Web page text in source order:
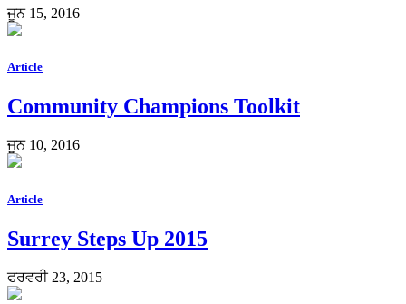
ਜੂਨ 15, 2016
Article
Community Champions Toolkit
ਜੂਨ 10, 2016
Article
Surrey Steps Up 2015
ਫਰਵਰੀ 23, 2015